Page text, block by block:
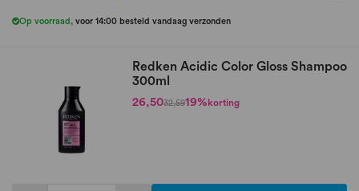
Op voorraad , voor 14:00 besteld vandaag verzonden
Redken Acidic Color Gloss Shampoo
300ml
26,5032,5919% korting